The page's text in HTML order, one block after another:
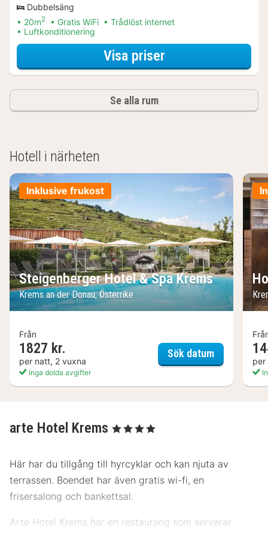
Dubbelsäng
20m2 Gratis WiFi
Trådlöst internet
Luftkonditionering
Visa priserför Classic
Se alla rum
Hotell i närheten
Inklusive frukost
Steigenberger Hotel & Spa Krems
Krems an der Donau, Österrike
Från
1827 kr.
per natt, 2 vuxna
Inga dolda avgifter
Sök datum
per
arte Hotel Krems , 4 Stjärnor
Här har du tillgång till hyrcyklar och kan njuta av
terrassen. Boendet har även gratis wi-fi, en
frisersalong och bankettsal.
Arte Hotel Krems har en restaurang som serverar